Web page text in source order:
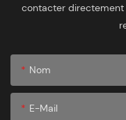
contacter
Nom
E-Mail